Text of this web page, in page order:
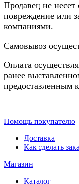
Продавец не несет
повреждение или
компаниями.
Самовывоз
Оплата
ранее
предоставленным
Помощь покупателю
Доставка
Как сделать
Магазин
Каталог